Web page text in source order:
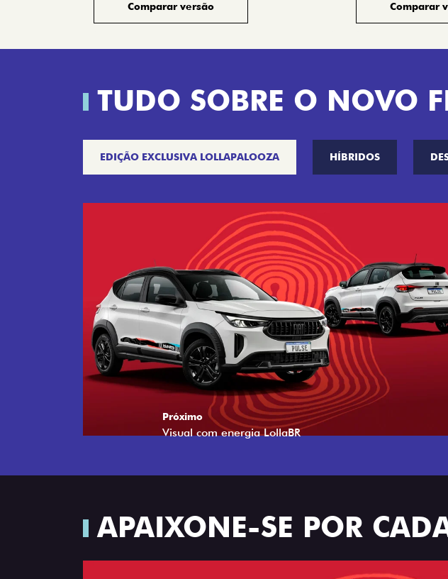
Comparar versão Comparar
TUDO SOBRE O NOVO
EDIÇÃO EXCLUSIVA LOLLAPALOOZA HÍBRIDOS
Próximo
Tecnologia que acompanha o seu ritmo
APAIXONE-SE POR